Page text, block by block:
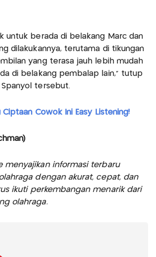
untuk berada di belakang Marc dan
dilakukannya, terutama di tikungan
yang terasa jauh lebih mudah
di belakang pembalap lain," tutup
tersebut.
Ciptaan Cowok Ini Easy Listening!
menyajikan informasi terbaru
dengan akurat, cepat, dan
ikuti perkembangan menarik dari
olahraga.